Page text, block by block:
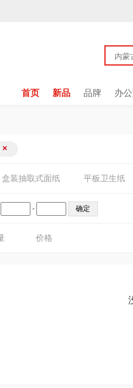
首页 新品 品牌 办
×
盒装抽取式面纸 平板卫生纸
-
价格